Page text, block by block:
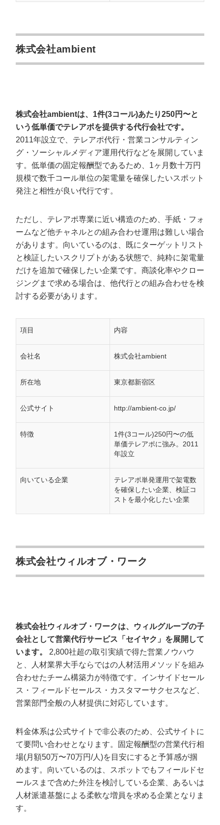
株式会社ambient
株式会社ambientは、1件(3コール)あたり250円〜と
いう低単価でテレアポを提供する代行会社です。
2011年設立で、テレアポ代行・営業コンサルティン
グ・ソーシャルメディア運用代行などを展開していま
す。低単価の固定報酬型であるため、1ヶ月数十万円
規模で数千コール単位の架電量を確保したいスポット
発注と相性が良い代行です。
ただし、テレアポ専業に近い構造のため、手紙・フォ
ームなど他チャネルとの組み合わせ運用は難しい場合
があります。向いているのは、既にターゲットリスト
と検証したいスクリプトがある状態で、純粋に架電量
だけを追加で確保したい企業です。商談化率やクロー
ジングまで求める場合は、他代行との組み合わせを検
討する必要があります。
項目 内容
会社名 株式会社ambient
所在地 東京都新宿区
公式サイト http://ambient-co.jp/
特徴
1件(3コール)250円〜の低
単価テレアポに強み。2011
年設立
向いている企業
テレアポ単発運用で架電数
を確保したい企業、検証コ
ストを最小化したい企業
株式会社ウィルオブ・ワーク
株式会社ウィルオブ・ワークは、ウィルグループの子
会社として営業代行サービス「セイヤク」を展開して
います。
2,800社超の取引実績で得た営業ノウハウ
と、人材業界大手ならではの人材活用メソッドを組み
合わせたチーム構築力が特徴です。インサイドセール
ス・フィールドセールス・カスタマーサクセスなど、
営業部門全般の人材提供に対応しています。
料金体系は公式サイトで非公表のため、公式サイトに
て要問い合わせとなります。固定報酬型の営業代行相
場(月額50万〜70万円/人)を目安にすると予算感が掴
めます。向いているのは、スポットでもフィールドセ
ールスまで含めた外注を検討している企業、あるいは
人材派遣基盤による柔軟な増員を求める企業となりま
す。